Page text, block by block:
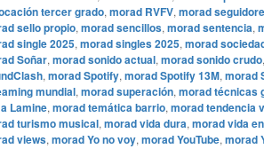
tercer grado, morad RVFV, morad
sello propio, morad sencillos, morad sentencia,
single 2025, morad singles 2025, morad
Soñar, morad sonido actual, morad sonido crudo,
, morad Spotify, morad Spotify 13M, morad
mundial, morad superación, morad técnicas
Lamine, morad temática barrio, morad tendencia
turismo musical, morad vida dura, morad vida
views, morad Yo no voy, morad YouTube, morad